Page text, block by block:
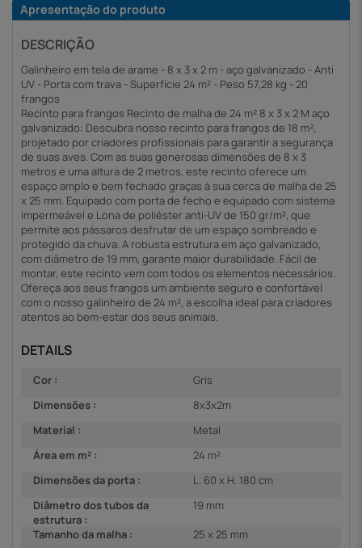
Apresentação do produto
DESCRIÇÃO
Galinheiro em tela de arame - 8 x 3 x 2 m - aço galvanizado - Anti
UV - Porta com trava - Superfície 24 m² - Peso 57,28 kg - 20
frangos
Recinto para frangos Recinto de malha de 24 m² 8 x 3 x 2 M aço
galvanizado: Descubra nosso recinto para frangos de 18 m²,
projetado por criadores profissionais para garantir a segurança
de suas aves. Com as suas generosas dimensões de 8 x 3
metros e uma altura de 2 metros, este recinto oferece um
espaço amplo e bem fechado graças à sua cerca de malha de 25
x 25 mm. Equipado com porta de fecho e equipado com sistema
impermeável e Lona de poliéster anti-UV de 150 gr/m², que
permite aos pássaros desfrutar de um espaço sombreado e
protegido da chuva. A robusta estrutura em aço galvanizado,
com diâmetro de 19 mm, garante maior durabilidade. Fácil de
montar, este recinto vem com todos os elementos necessários.
Ofereça aos seus frangos um ambiente seguro e confortável
com o nosso galinheiro de 24 m², a escolha ideal para criadores
atentos ao bem-estar dos seus animais.
DETAILS
Cor :
Gris
Dimensões :
8x3x2m
Material :
Metal
Área em m² :
24 m²
Dimensões da porta :
L. 60 x H. 180 cm
Diâmetro dos tubos da
estrutura :
19 mm
Tamanho da malha :
25 x 25 mm